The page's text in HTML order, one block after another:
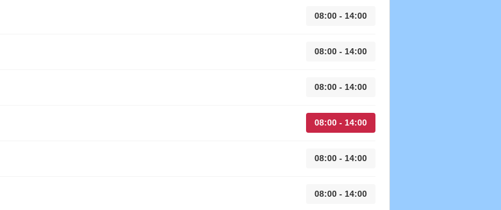
08:00 - 14:00
08:00 - 14:00
08:00 - 14:00
08:00 - 14:00
08:00 - 14:00
08:00 - 14:00